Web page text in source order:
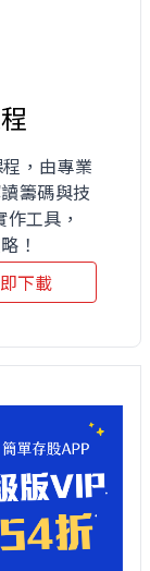
，由專業
籌碼與技
工具，
！
下載